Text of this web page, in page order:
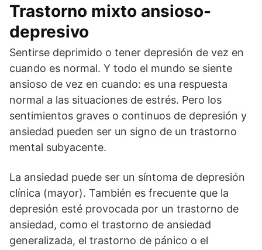
Trastorno mixto ansioso-
depresivo
Sentirse deprimido o tener depresión de vez en
cuando es normal. Y todo el mundo se siente
ansioso de vez en cuando: es una respuesta
normal a las situaciones de estrés. Pero los
sentimientos graves o continuos de depresión y
ansiedad pueden ser un signo de un trastorno
mental subyacente.
La ansiedad puede ser un síntoma de depresión
clínica (mayor). También es frecuente que la
depresión esté provocada por un trastorno de
ansiedad, como el trastorno de ansiedad
generalizada, el trastorno de pánico o el